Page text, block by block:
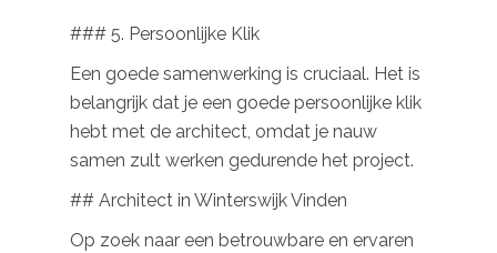
### 5. Persoonlijke Klik
Een goede samenwerking is cruciaal. Het is
belangrijk dat je een goede persoonlijke klik
hebt met de architect, omdat je nauw
samen zult werken gedurende het project.
## Architect in Winterswijk Vinden
Op zoek naar een betrouwbare en ervaren